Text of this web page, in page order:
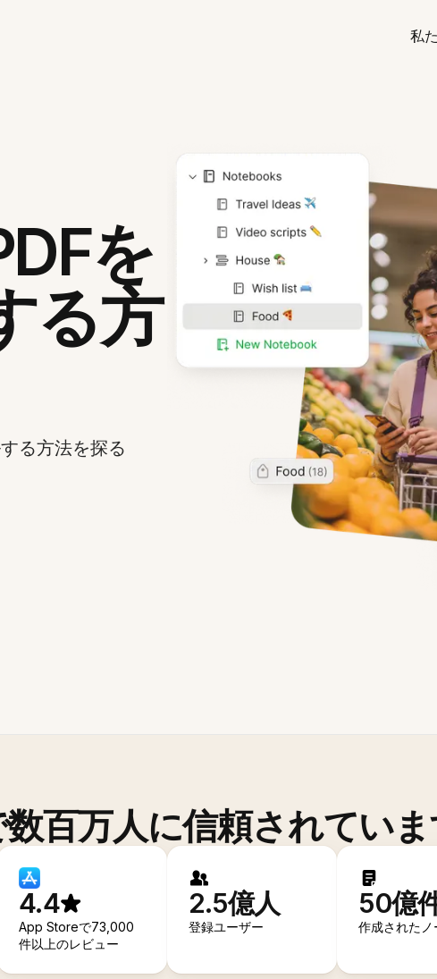
私
を
る方
る方法を探る
百万人に信頼されてい
4.4
App Storeで73,000
件以上のレビュー
2.5億人
登録ユーザー
50億
作成されたノ